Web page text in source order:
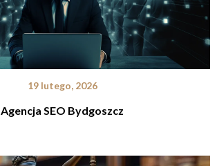
19 lutego, 2026
Agencja SEO Bydgoszcz